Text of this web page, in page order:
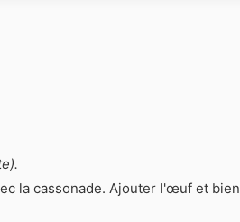
la cassonade. Ajouter l'œuf et bien